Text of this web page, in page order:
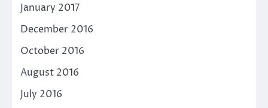
January 2017
December 2016
October 2016
August 2016
July 2016